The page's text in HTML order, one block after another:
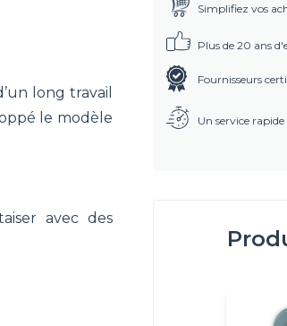
long travail
le modèle
avec des
Simplifiez vos
Plus de 20 ans
Fournisseurs
Un service